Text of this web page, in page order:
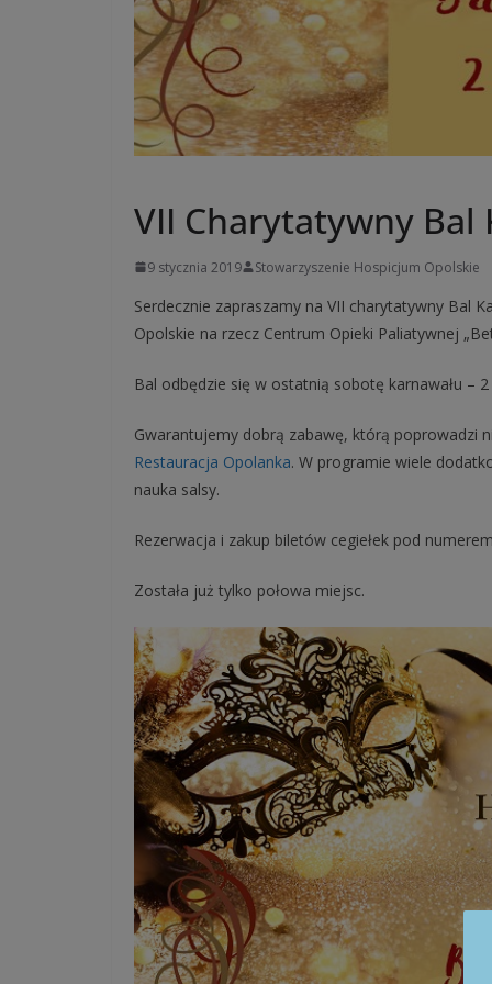
VII Charytatywny Bal
9 stycznia 2019 Stowarzyszenie Hospicjum Opolskie
Serdecznie zapraszamy na VII charytatywny Bal
Opolskie na rzecz Centrum Opieki Paliatywnej
Bal odbędzie się w ostatnią sobotę karnawału –
Gwarantujemy dobrą zabawę, którą poprowadzi
Restauracja Opolanka. W programie wiele
nauka salsy.
Rezerwacja i zakup biletów cegiełek pod
Została już tylko połowa miejsc.